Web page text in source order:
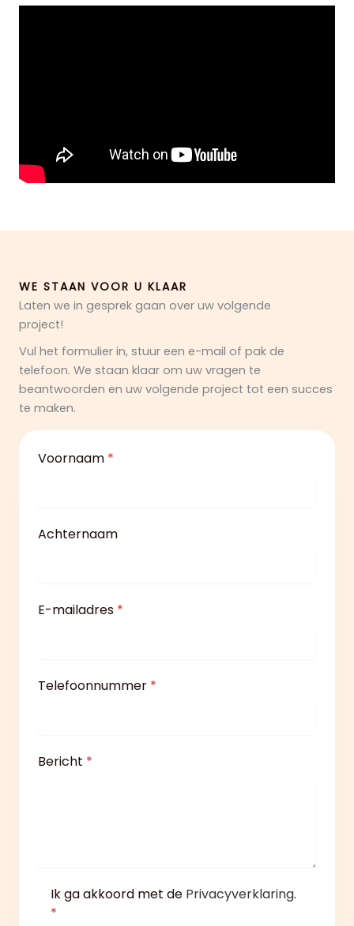
WE STAAN VOOR U KLAAR
Laten we in gesprek gaan over uw volgende
project!
Vul het formulier in, stuur een e-mail of pak de
telefoon. We staan klaar om uw vragen te
beantwoorden en uw volgende project tot een succes
te maken.
Voornaam *
Achternaam
E-mailadres *
Telefoonnummer *
Bericht *
Ik ga akkoord met de Privacyverklaring.
*